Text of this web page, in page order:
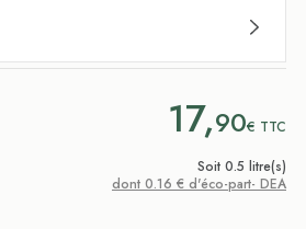
17,90€ TTC
Soit 0.5 litre(s)
dont 0.16 € d'éco-part- DEA